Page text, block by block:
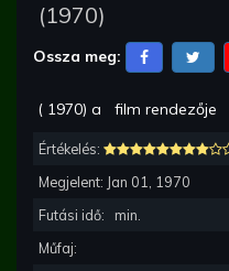
(1970)
Ossza meg:
( 1970) a film rendezője
Értékelés:
Megjelent: Jan 01, 1970
Futási idő:
min.
Műfaj: